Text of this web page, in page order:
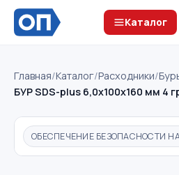
Каталог
Главная/Каталог/Расходники/
БУР SDS-plus 6,0х100х160 мм 4
ОБЕСПЕЧЕНИЕ БЕЗОПАСНОСТИ